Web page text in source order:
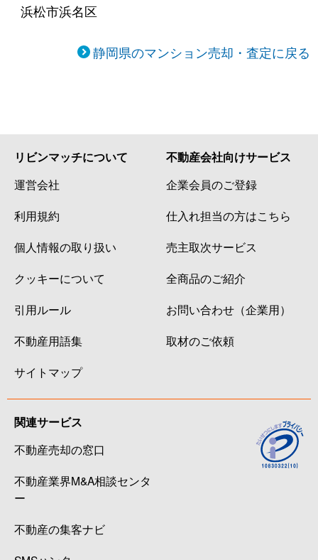
浜松市浜名区
静岡県のマンション売却・査定に戻る
リビンマッチについて
運営会社
利用規約
個人情報の取り扱い
クッキーについて
引用ルール
不動産用語集
サイトマップ
不動産会社向けサービス
企業会員のご登録
仕入れ担当の方はこちら
売主取次サービス
全商品のご紹介
お問い合わせ（企業用）
取材のご依頼
関連サービス
不動産売却の窓口
不動産業界M&A相談センタ
ー
不動産の集客ナビ